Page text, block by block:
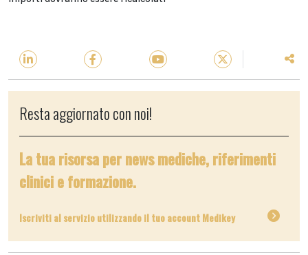
Resta aggiornato con noi!
La tua risorsa per news mediche, riferimenti
clinici e formazione.
Iscriviti al servizio utilizzando il tuo account Medikey